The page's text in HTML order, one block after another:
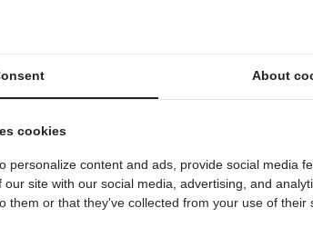
🗑️
About
cookies
personalize content and ads, provide social media
our site with our social media, advertising, and
them or that they've collected from your use of their